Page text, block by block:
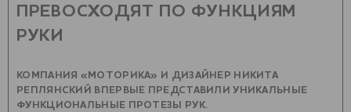
ПРЕВОСХОДЯТ ПО ФУНКЦИЯМ
РУКИ
КОМПАНИЯ «МОТОРИКА» И ДИЗАЙНЕР НИКИТА
РЕПЛЯНСКИЙ ВПЕРВЫЕ ПРЕДСТАВИЛИ УНИКАЛЬНЫЕ
ФУНКЦИОНАЛЬНЫЕ ПРОТЕЗЫ РУК.